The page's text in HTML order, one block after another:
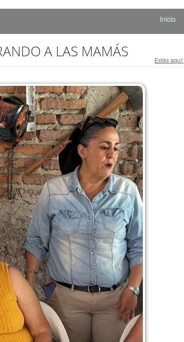
Inicio
A LAS MAMÁS Estás aquí: